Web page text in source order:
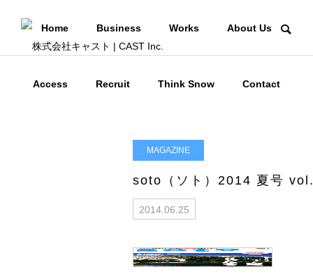
Home Business Works About Us
Access Recruit Think Snow Contact
MAGAZINE
soto（ソト）2014 夏号
2014.06.25